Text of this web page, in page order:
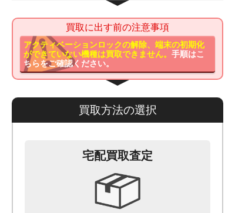
買取に出す前の注意事項
アクティベーションロックの解除、端末の初期化
ができていない機種は買取できません。手順はこ
ちらをご確認ください。
買取方法の選択
宅配買取査定